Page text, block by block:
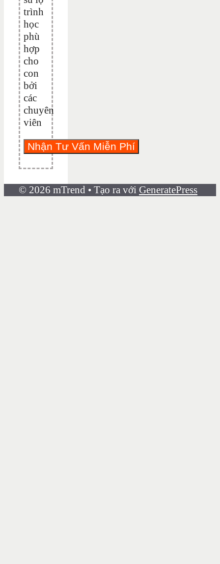
trình
học
phù
hợp
cho
con
bởi
các
chuyên
viên
© 2026 mTrend • Tạo ra với GeneratePress